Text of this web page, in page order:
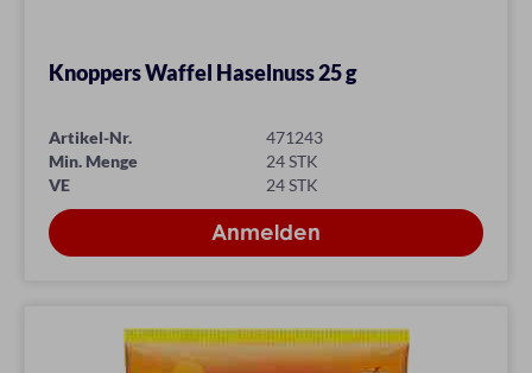
Knoppers Waffel Haselnuss 25 g
Artikel-Nr.
471243
Min. Menge
24 STK
VE
24 STK